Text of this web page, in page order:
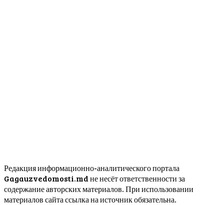
Редакция информационно-аналитического портала
Gagauzvedomosti.md не несёт ответственности за
содержание авторских материалов. При использовании
материалов сайта ссылка на источник обязательна.